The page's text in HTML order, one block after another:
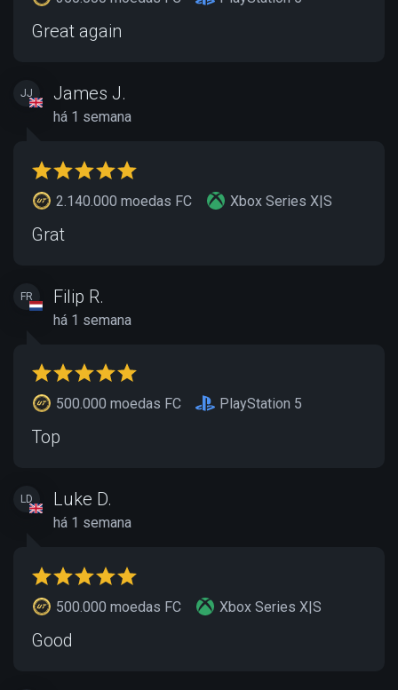
Great again
JJ James J.
há 1 semana
2.140.000 moedas FC Xbox Series X|S
Grat
FR Filip R.
há 1 semana
500.000 moedas FC PlayStation 5
Top
LD Luke D.
há 1 semana
500.000 moedas FC Xbox Series X|S
Good